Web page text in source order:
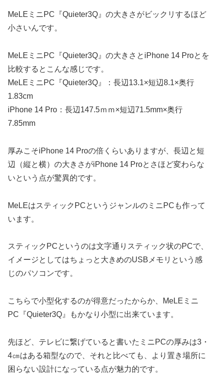
MeLEミニPC『Quieter3Q』の大きさがビックリするほど
小さいんです。
MeLEミニPC『Quieter3Q』の大きさとiPhone 14 Proとを
比較するとこんな感じです。
MeLEミニPC『Quieter3Q』：長辺13.1×短辺8.1×奥行
1.83cm
iPhone 14 Pro：長辺147.5ｍｍ×短辺71.5mm×奥行
7.85mm
厚みこそiPhone 14 Proの倍くらいありますが、長辺と短
辺（縦と横）の大きさがiPhone 14 Proとさほど変わらな
いという点が驚異的です。
MeLEはスティックPCというジャンルのミニPCも作って
います。
スティックPCというのは文字通りスティック状のPCで、
イメージとしてはちょっと大きめのUSBメモリという感
じのパソコンです。
こちらで小型化するのが得意だったからか、MeLEミニ
PC『Quieter3Q』もかなり小型に出来ています。
先ほど、テレビに繋げていると書いたミニPCの厚みは3・
4㎝はある箱型なので、それと比べても、より置き場所に
困らない設計になっている点が魅力的です。